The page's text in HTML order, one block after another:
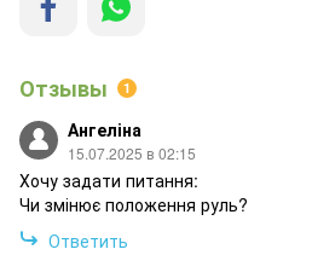
Отзывы 1
Ангеліна
15.07.2025 в 02:15
Хочу задати питання:
Чи змінює положення руль?
Ответить